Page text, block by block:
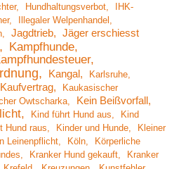
Hundhaltungsverbot
IHK-
Illegaler Welpenhandel
Jagdtrieb
Jäger erschiesst
Kampfhunde
Kangal
Karlsruhe
Kaufvertrag
Kaukasischer
Owtscharka Kein Beißvorfall
Kind führt Hund aus
Kind
Hund raus Kinder und Hunde
Kleiner
Leinenpflicht Köln
Körperliche
Kranker Hund gekauft
Kranker